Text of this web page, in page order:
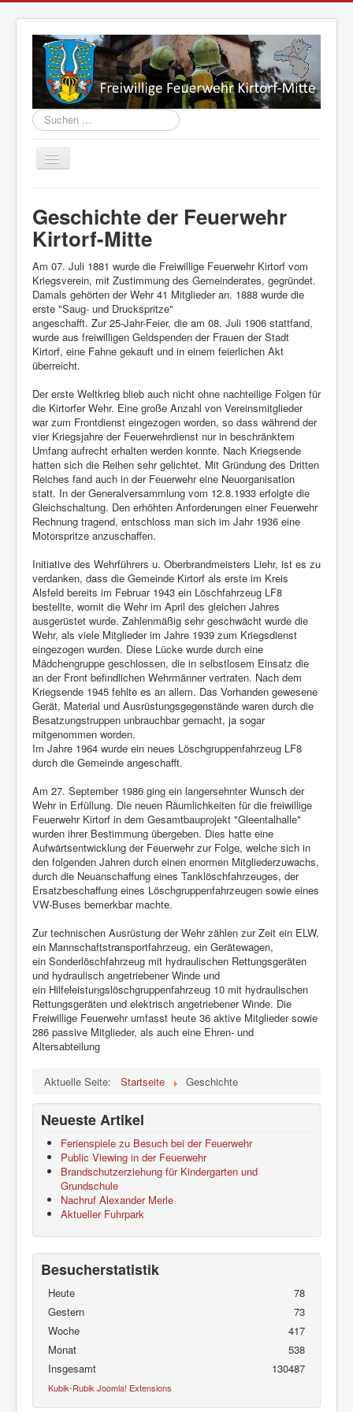
Suchen
...
Navigation
an/aus
Vorstand
Einsatzabteilung
Jugend
Fahrzeuge
Geschichte
Mitglied werden
Impressum und Datenschutz
Geschichte der Feuerwehr
Kirtorf-Mitte
Am 07. Juli 1881 wurde die Freiwillige Feuerwehr Kirtorf vom
Kriegsverein, mit Zustimmung des Gemeinderates, gegründet.
Damals gehörten der Wehr 41 Mitglieder an. 1888 wurde die
erste "Saug- und Druckspritze"
angeschafft. Zur 25-Jahr-Feier, die am 08. Juli 1906 stattfand,
wurde aus freiwilligen Geldspenden der Frauen der Stadt
Kirtorf, eine Fahne gekauft und in einem feierlichen Akt
überreicht.
Der erste Weltkrieg blieb auch nicht ohne nachteilige Folgen für
die Kirtorfer Wehr. Eine große Anzahl von Vereinsmitglieder
war zum Frontdienst eingezogen worden, so dass während der
vier Kriegsjahre der Feuerwehrdienst nur in beschränktem
Umfang aufrecht erhalten werden konnte. Nach Kriegsende
hatten sich die Reihen sehr gelichtet. Mit Gründung des Dritten
Reiches fand auch in der Feuerwehr eine Neuorganisation
statt. In der Generalversammlung vom 12.8.1933 erfolgte die
Gleichschaltung. Den erhöhten Anforderungen einer Feuerwehr
Rechnung tragend, entschloss man sich im Jahr 1936 eine
Motorspritze anzuschaffen.
Initiative des Wehrführers u. Oberbrandmeisters Liehr, ist es zu
verdanken, dass die Gemeinde Kirtorf als erste im Kreis
Alsfeld bereits im Februar 1943 ein Löschfahrzeug LF8
bestellte, womit die Wehr im April des gleichen Jahres
ausgerüstet wurde. Zahlenmäßig sehr geschwächt wurde die
Wehr, als viele Mitglieder im Jahre 1939 zum Kriegsdienst
eingezogen wurden. Diese Lücke wurde durch eine
Mädchengruppe geschlossen, die in selbstlosem Einsatz die
an der Front befindlichen Wehrmänner vertraten. Nach dem
Kriegsende 1945 fehlte es an allem. Das Vorhanden gewesene
Gerät, Material und Ausrüstungsgegenstände waren durch die
Besatzungstruppen unbrauchbar gemacht, ja sogar
mitgenommen worden.
Im Jahre 1964 wurde ein neues Löschgruppenfahrzeug LF8
durch die Gemeinde angeschafft.
Am 27. September 1986 ging ein langersehnter Wunsch der
Wehr in Erfüllung. Die neuen Räumlichkeiten für die freiwillige
Feuerwehr Kirtorf in dem Gesamtbauprojekt "Gleentalhalle"
wurden ihrer Bestimmung übergeben. Dies hatte eine
Aufwärtsentwicklung der Feuerwehr zur Folge, welche sich in
den folgenden Jahren durch einen enormen Mitgliederzuwachs,
durch die Neuanschaffung eines Tanklöschfahrzeuges, der
Ersatzbeschaffung eines Löschgruppenfahrzeugen sowie eines
VW-Buses bemerkbar machte.
Zur technischen Ausrüstung der Wehr zählen zur Zeit ein ELW,
ein Mannschaftstransportfahrzeug, ein Gerätewagen,
ein Sonderlöschfahrzeug mit hydraulischen Rettungsgeräten
und hydraulisch angetriebener Winde und
ein Hilfeleistungslöschgruppenfahrzeug 10 mit hydraulischen
Rettungsgeräten und elektrisch angetriebener Winde. Die
Freiwillige Feuerwehr umfasst heute 36 aktive Mitglieder sowie
286 passive Mitglieder, als auch eine Ehren- und
Altersabteilung
Aktuelle Seite: Startseite Geschichte
Neueste Artikel
Ferienspiele zu Besuch bei der Feuerwehr
Public Viewing in der Feuerwehr
Brandschutzerziehung für Kindergarten und
Grundschule
Nachruf Alexander Merle
Aktueller Fuhrpark
Besucherstatistik
Heute
78
Gestern
73
Woche
417
Monat
538
Insgesamt
130487
Kubik-Rubik Joomla! Extensions